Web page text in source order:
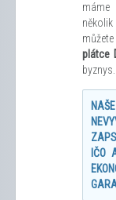
máme
plátce
byznys.
IČO